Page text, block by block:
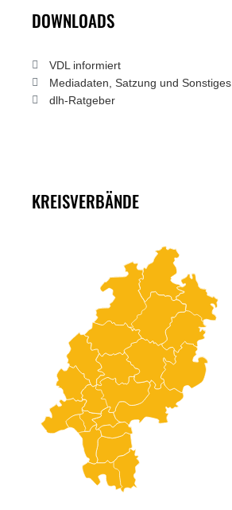
DOWNLOADS
VDL informiert
Mediadaten, Satzung und Sonstiges
dlh-Ratgeber
KREISVERBÄNDE